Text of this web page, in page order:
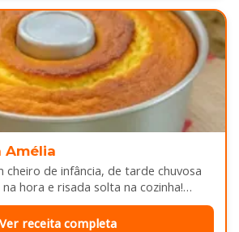
Amélia
cheiro de infância, de tarde chuvosa
hora e risada solta na cozinha!…
Ver receita completa